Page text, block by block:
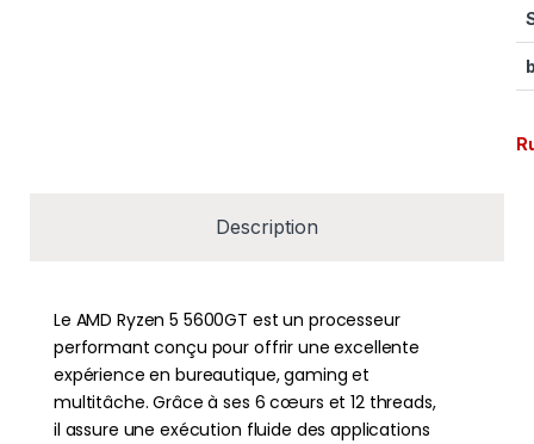
Description
Le AMD Ryzen 5 5600GT est un processeur
performant conçu pour offrir une excellente
expérience en bureautique, gaming et
multitâche. Grâce à ses 6 cœurs et 12 threads,
il assure une exécution fluide des applications